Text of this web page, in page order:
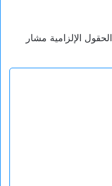
الحقول الإلزامية مشار